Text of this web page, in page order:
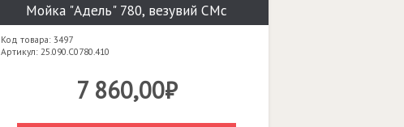
Мойка "Адель" 780, везувий СМс
Код товара: 3497
Артикул: 25.090.C0780.410
7 860,00₽